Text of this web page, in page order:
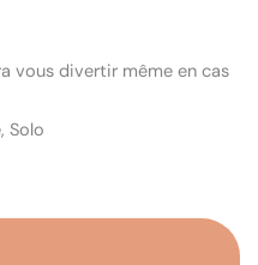
vous divertir même en cas
Solo